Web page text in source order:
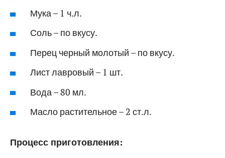
Мука – 1 ч.л.
Соль – по вкусу.
Перец черный молотый – по вкусу.
Лист лавровый – 1 шт.
Вода – 80 мл.
Масло растительное – 2 ст.л.
Процесс приготовления: